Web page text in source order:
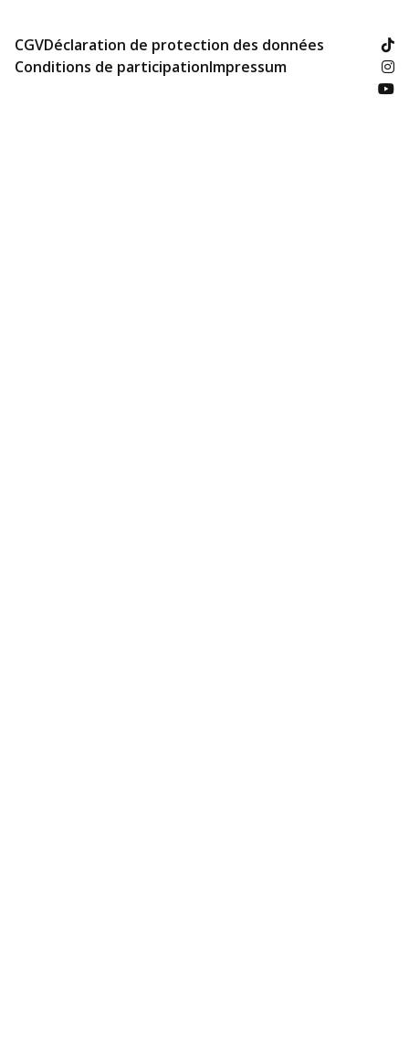
CGVDéclaration de protection des données
Conditions de participationImpressum